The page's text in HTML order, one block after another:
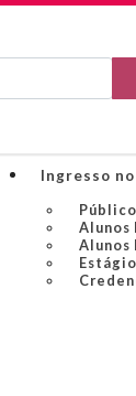
Ingresso
Alunos
Alunos